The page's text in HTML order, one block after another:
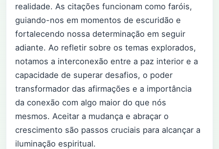
realidade. As citações funcionam como faróis,
guiando-nos em momentos de escuridão e
fortalecendo nossa determinação em seguir
adiante. Ao refletir sobre os temas explorados,
notamos a interconexão entre a paz interior e a
capacidade de superar desafios, o poder
transformador das afirmações e a importância
da conexão com algo maior do que nós
mesmos. Aceitar a mudança e abraçar o
crescimento são passos cruciais para alcançar a
iluminação espiritual.